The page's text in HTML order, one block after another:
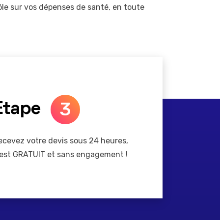
sur vos dépenses de santé, en toute
3
votre devis sous 24 heures,
GRATUIT et sans engagement !